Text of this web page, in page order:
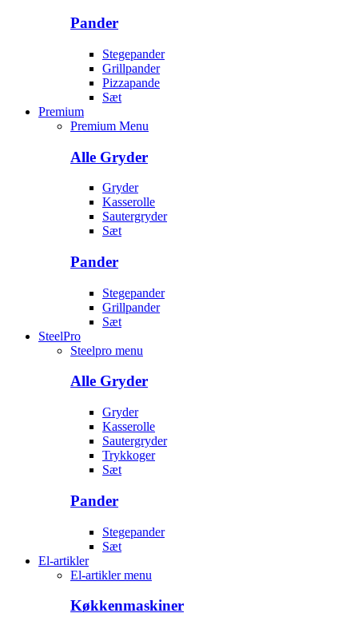
Pander
Stegepander
Grillpander
Pizzapande
Sæt
Premium
Premium Menu
Alle Gryder
Gryder
Kasserolle
Sautergryder
Sæt
Pander
Stegepander
Grillpander
Sæt
SteelPro
Steelpro menu
Alle Gryder
Gryder
Kasserolle
Sautergryder
Trykkoger
Sæt
Pander
Stegepander
Sæt
El-artikler
El-artikler menu
Køkkenmaskiner